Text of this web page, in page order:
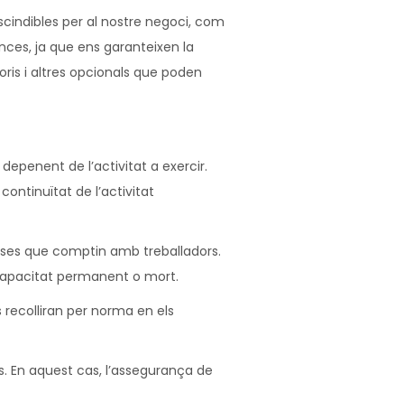
per al nostre negoci, com
ja que ens garanteixen la
i altres opcionals que poden
de l’activitat a exercir.
de l’activitat
que comptin amb treballadors.
permanent o mort.
per norma en els
aquest cas, l’assegurança de